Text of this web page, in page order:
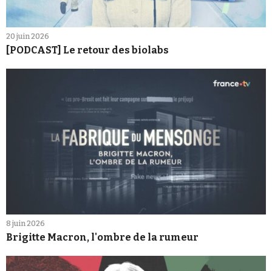
20 juin 2026
[PODCAST] Le retour des biolabs
8 juin 2026
Brigitte Macron, l'ombre de la rumeur